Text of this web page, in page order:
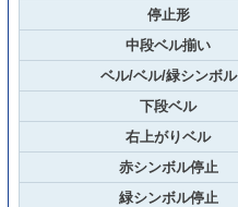
停止形
中段ベル揃い
ベル/ベル/緑シンボル
下段ベル
右上がりベル
赤シンボル停止
緑シンボル停止